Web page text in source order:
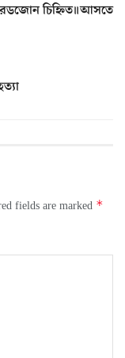
চিহ্নিত॥আসতে
fields are marked *